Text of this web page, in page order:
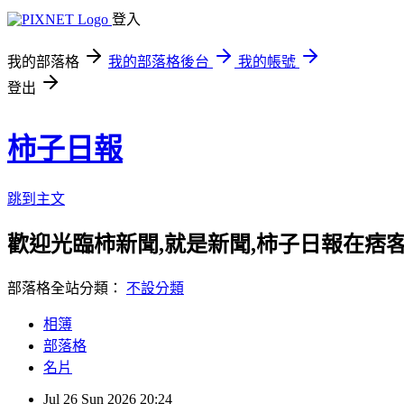
登入
我的部落格 我的部落格後台
我的帳號
登出
柿子日報
跳到主文
歡迎光臨柿新聞,就是新聞,柿子日報在痞
部落格全站分類： 不設分類
相簿
部落格
名片
Jul 26 Sun 2026 20:24